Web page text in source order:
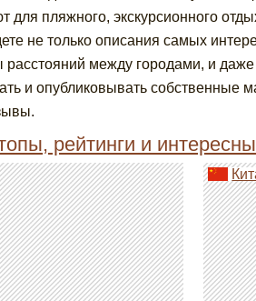
для пляжного, экскурсионного
не только описания самых
между городами, и
и опубликовывать собственные
рейтинги и